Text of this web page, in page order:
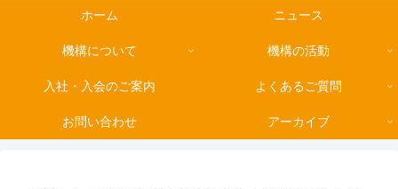
ホーム ニュース
機構について 機構の活動
入社・入会のご案内 よくあるご質問
お問い合わせ アーカイブ